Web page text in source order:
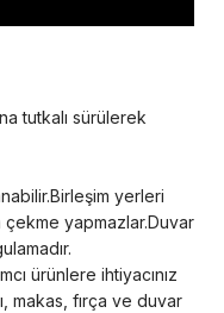
tutkalı sürülerek
yerleri
yapmazlar.Duvar
ürünlere ihtiyacınız
makas, fırça ve duvar